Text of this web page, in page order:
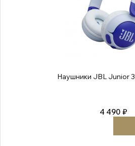
Наушники JBL Junior
4 490 ₽